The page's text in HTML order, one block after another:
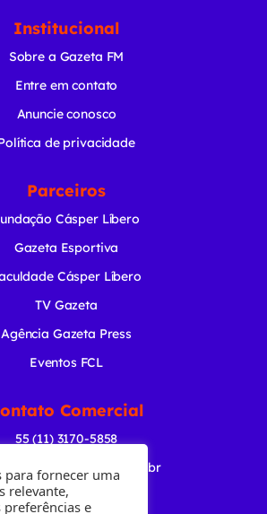
Institucional
Sobre a Gazeta FM
Entre em contato
Anuncie conosco
de privacidade
Parceiros
Cásper Líbero
Gazeta Esportiva
Cásper Líbero
TV Gazeta
Agência Gazeta Press
Eventos FCL
Comercial
55 (11) 3170-5858
para fornecer uma
relevante,
e